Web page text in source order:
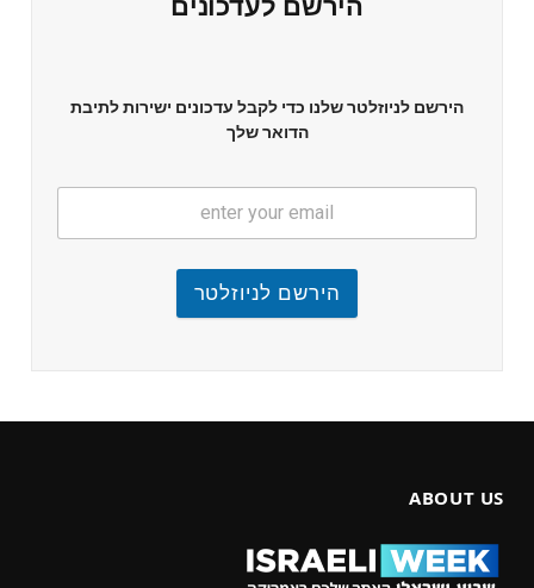
הירשם לניוזלטר שלנו כדי לקבל עדכונים ישירות לתיבת
הדואר שלך
הירשם לניוזלטר
ABOUT US